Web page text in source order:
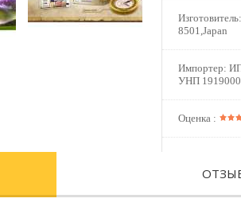
Изготовитель:
8501,Japan
Импортер:
УНП
Оценка :